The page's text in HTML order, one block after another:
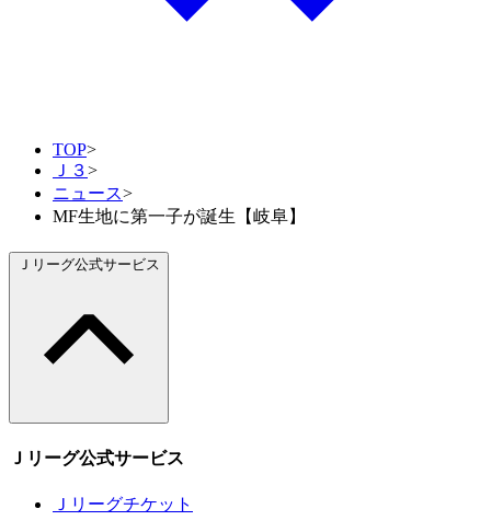
TOP>
Ｊ３>
ニュース>
MF生地に第一子が誕生【岐阜】
Ｊリーグ公式サービス
Ｊリーグ公式サービス
Ｊリーグチケット